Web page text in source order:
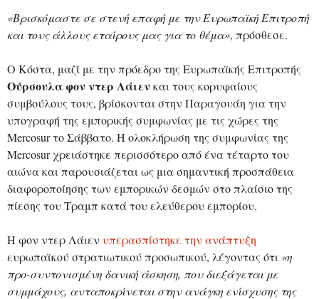
«Βρισκόμαστε σε στενή επαφή με την Ευρωπαϊκή Επιτροπή
και τους άλλους εταίρους μας για το θέμα», πρόσθεσε.
Ο Κόστα, μαζί με την πρόεδρο της Ευρωπαϊκής Επιτροπής
Ούρσουλα φον ντερ Λάιενκαι τους κορυφαίους
συμβούλους τους, βρίσκονται στην Παραγουάη για την
υπογραφή της εμπορικής συμφωνίας με τις χώρες της
Mercosur το Σάββατο. Η ολοκλήρωση της συμφωνίας της
Mercosur χρειάστηκε περισσότερο από ένα τέταρτο του
αιώνα και παρουσιάζεται ως μια σημαντική προσπάθεια
διαφοροποίησης των εμπορικών δεσμών στο πλαίσιο της
πίεσης του Τραμπ κατά του ελεύθερου εμπορίου.
Η φον ντερ Λάιεν υπερασπίστηκε την ανάπτυξη
ευρωπαϊκού στρατιωτικού προσωπικού, λέγοντας ότι «η
προ-συντονισμένη δανική άσκηση, που διεξάγεται με
συμμάχους, ανταποκρίνεται στην ανάγκη ενίσχυσης της